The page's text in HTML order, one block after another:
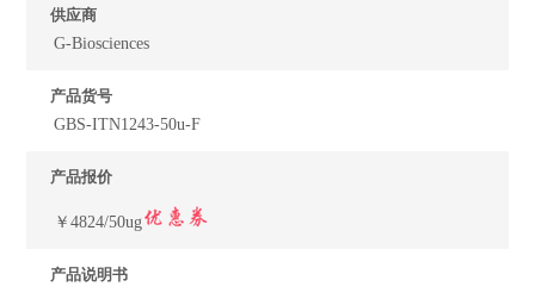
供应商
G-Biosciences
产品货号
GBS-ITN1243-50u-F
产品报价
￥4824/50ug
产品说明书